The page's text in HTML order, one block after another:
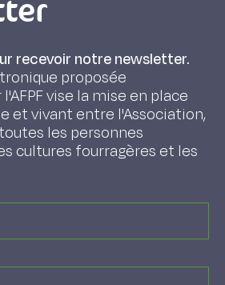
recevoir notre newsletter.
proposée
vise la mise en place
et vivant entre l'Association,
les personnes
cultures fourragères et les